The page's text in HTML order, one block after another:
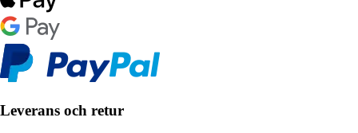
Leverans och retur